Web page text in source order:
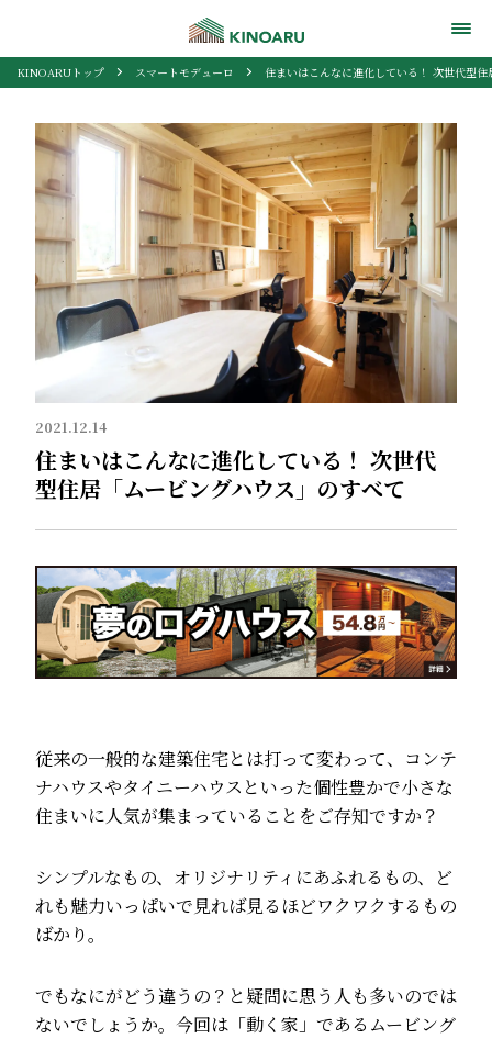
KINOARUトップ スマートモデューロ 住まいはこんなに進化している！ 次世代型
2021.12.14
住まいはこんなに進化している！ 次世代
型住居「ムービングハウス」のすべて
従来の一般的な建築住宅とは打って変わって、コンテ
ナハウスやタイニーハウスといった個性豊かで小さな
住まいに人気が集まっていることをご存知ですか？
シンプルなもの、オリジナリティにあふれるもの、ど
れも魅力いっぱいで見れば見るほどワクワクするもの
ばかり。
でもなにがどう違うの？と疑問に思う人も多いのでは
ないでしょうか。今回は「動く家」であるムービング